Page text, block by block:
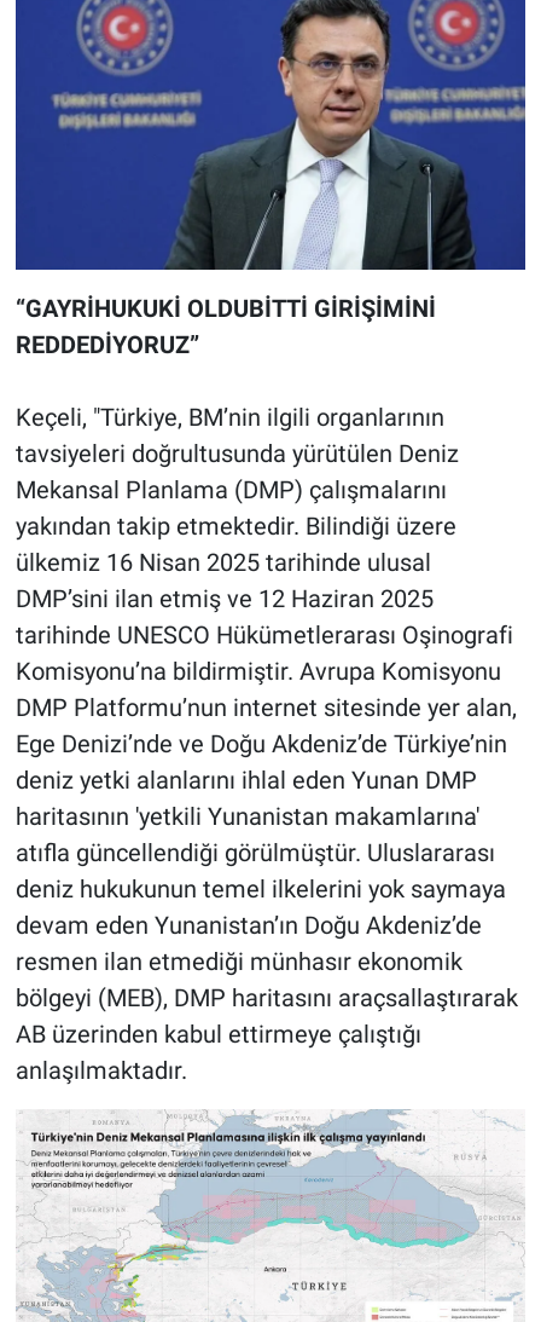
“GAYRİHUKUKİ OLDUBİTTİ GİRİŞİMİNİ
REDDEDİYORUZ”
Keçeli, "Türkiye, BM’nin ilgili organlarının
tavsiyeleri doğrultusunda yürütülen Deniz
Mekansal Planlama (DMP) çalışmalarını
yakından takip etmektedir. Bilindiği üzere
ülkemiz 16 Nisan 2025 tarihinde ulusal
DMP’sini ilan etmiş ve 12 Haziran 2025
tarihinde UNESCO Hükümetlerarası Oşinografi
Komisyonu’na bildirmiştir. Avrupa Komisyonu
DMP Platformu’nun internet sitesinde yer alan,
Ege Denizi’nde ve Doğu Akdeniz’de Türkiye’nin
deniz yetki alanlarını ihlal eden Yunan DMP
haritasının 'yetkili Yunanistan makamlarına'
atıfla güncellendiği görülmüştür. Uluslararası
deniz hukukunun temel ilkelerini yok saymaya
devam eden Yunanistan’ın Doğu Akdeniz’de
resmen ilan etmediği münhasır ekonomik
bölgeyi (MEB), DMP haritasını araçsallaştırarak
AB üzerinden kabul ettirmeye çalıştığı
anlaşılmaktadır.